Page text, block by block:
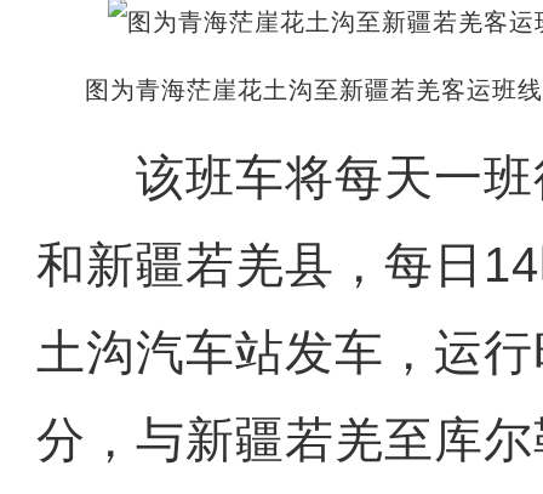
图为青海茫崖花土沟至新疆若羌客运班
该班车将每天一班
和新疆若羌县，每日
土沟汽车站发车，运
分，与新疆若羌至库